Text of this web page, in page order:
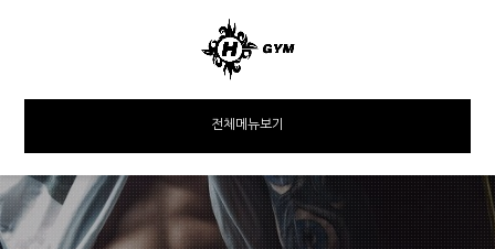
전체메뉴보기